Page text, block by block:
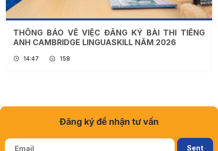
THÔNG BÁO VỀ VIỆC ĐĂNG KÝ BÀI THI TIẾNG
ANH CAMBRIDGE LINGUASKILL NĂM 2026
14:47 158
Đăng ký để nhận tư vấn